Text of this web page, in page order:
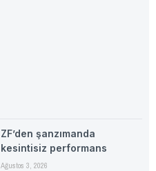
ZF’den şanzımanda
kesintisiz performans
Ağustos 3, 2026